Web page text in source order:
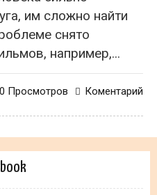
им сложно найти
снято
например,...
Коментарий
Просмотров